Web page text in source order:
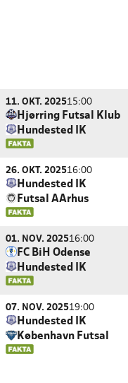
11. OKT. 202515:00
Hjørring Futsal Klub
Hundested IK
26. OKT. 202516:00
Hundested IK
Futsal AArhus
01. NOV. 202516:00
FC BiH Odense
Hundested IK
07. NOV. 202519:00
Hundested IK
København Futsal